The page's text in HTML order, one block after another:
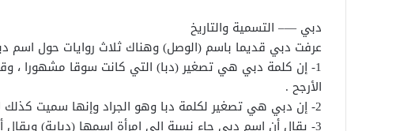
دبي —– التسمية والتاريخ
عرفت دبي قديما باسم (الوصل) وهناك ثلاث روايات حول اسم
1- إن كلمة دبي هي تصغير (دبا) التي كانت سوقا مشهورا
الأرجح .
2- إن دبي هي تصغير لكلمة دبا وهو الجراد وإنها سميت كذلك لانتشار الجراد فيها آنذاك قبل أن تعمر .
3- يقال أن اسم دبي جاء نسبة إلى امرأة اسمها (دباية) ويقال